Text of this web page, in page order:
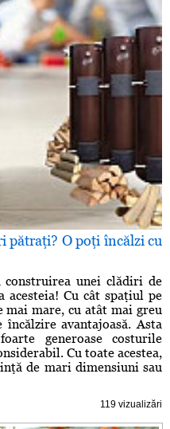
pătraţi? O poţi încălzi cu
construirea unei clădiri de
acesteia! Cu cât spaţiul pe
mai mare, cu atât mai greu
avantajoasă. Asta
generoase costurile
Cu toate acestea,
de mari dimensiuni sau
119 vizualizări